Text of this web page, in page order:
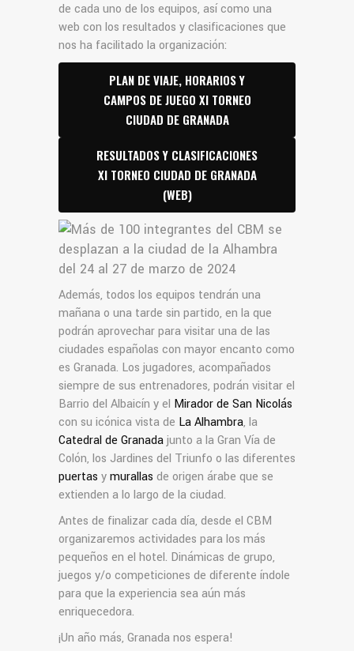
de cada uno de los equipos, así como una
web con los resultados y clasificaciones que
nos ha facilitado la organización:
PLAN DE VIAJE, HORARIOS Y
CAMPOS DE JUEGO XI TORNEO
CIUDAD DE GRANADA
RESULTADOS Y CLASIFICACIONES
XI TORNEO CIUDAD DE GRANADA
(WEB)
Además, todos los equipos tendrán una
mañana o una tarde sin partido, en la que
podrán aprovechar para visitar una de las
ciudades españolas con mayor encanto como
es Granada. Los jugadores, acompañados
siempre de sus entrenadores, podrán visitar el
Barrio del Albaicín y el Mirador de San Nicolás
con su icónica vista de La Alhambra, la
Catedral de Granadajunto a la Gran Vía de
Colón, los Jardines del Triunfo o las diferentes
puertas ymurallas de origen árabe que se
extienden a lo largo de la ciudad.
Antes de finalizar cada día, desde el CBM
organizaremos actividades para los más
pequeños en el hotel. Dinámicas de grupo,
juegos y/o competiciones de diferente índole
para que la experiencia sea aún más
enriquecedora.
¡Un año más, Granada nos espera!